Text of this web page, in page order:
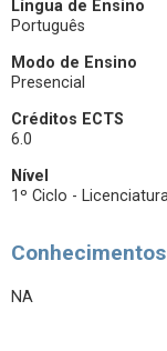
Língua de Ensino
Português
Modo de Ensino
Presencial
Créditos ECTS
6.0
Nível
1º Ciclo -
NA